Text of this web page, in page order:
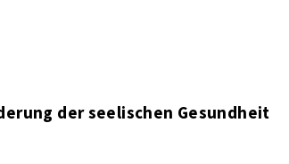
der seelischen Gesundheit